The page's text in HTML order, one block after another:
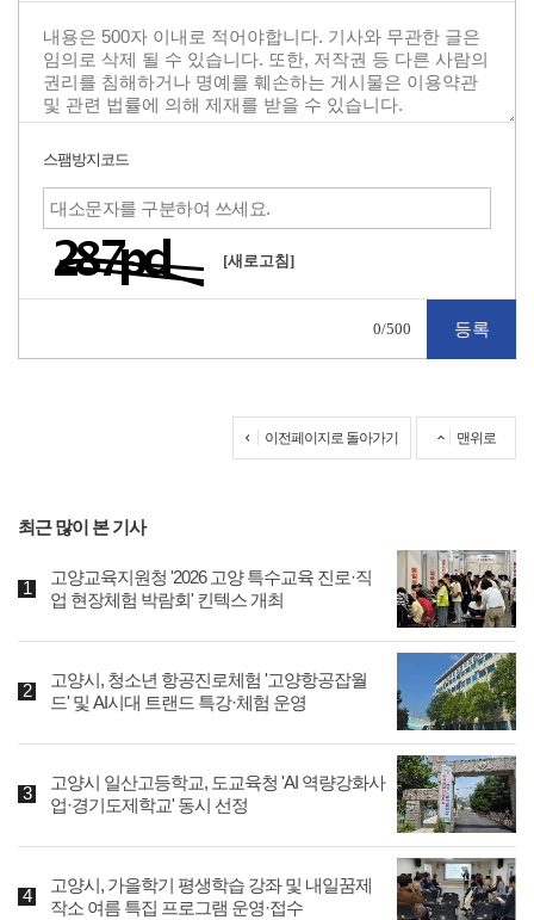
스팸방지코드
[새로고침]
0/500
이전페이지로 돌아가기 맨위로
최근 많이 본 기사
고양교육지원청 '2026 고양 특수교육 진로·직
업 현장체험 박람회' 킨텍스 개최
고양시, 청소년 항공진로체험 '고양항공잡월
드' 및 AI시대 트랜드 특강·체험 운영
고양시 일산고등학교, 도교육청 'AI 역량강화사
업·경기도제학교' 동시 선정
고양시, 가을학기 평생학습 강좌 및 내일꿈제
작소 여름 특집 프로그램 운영·접수